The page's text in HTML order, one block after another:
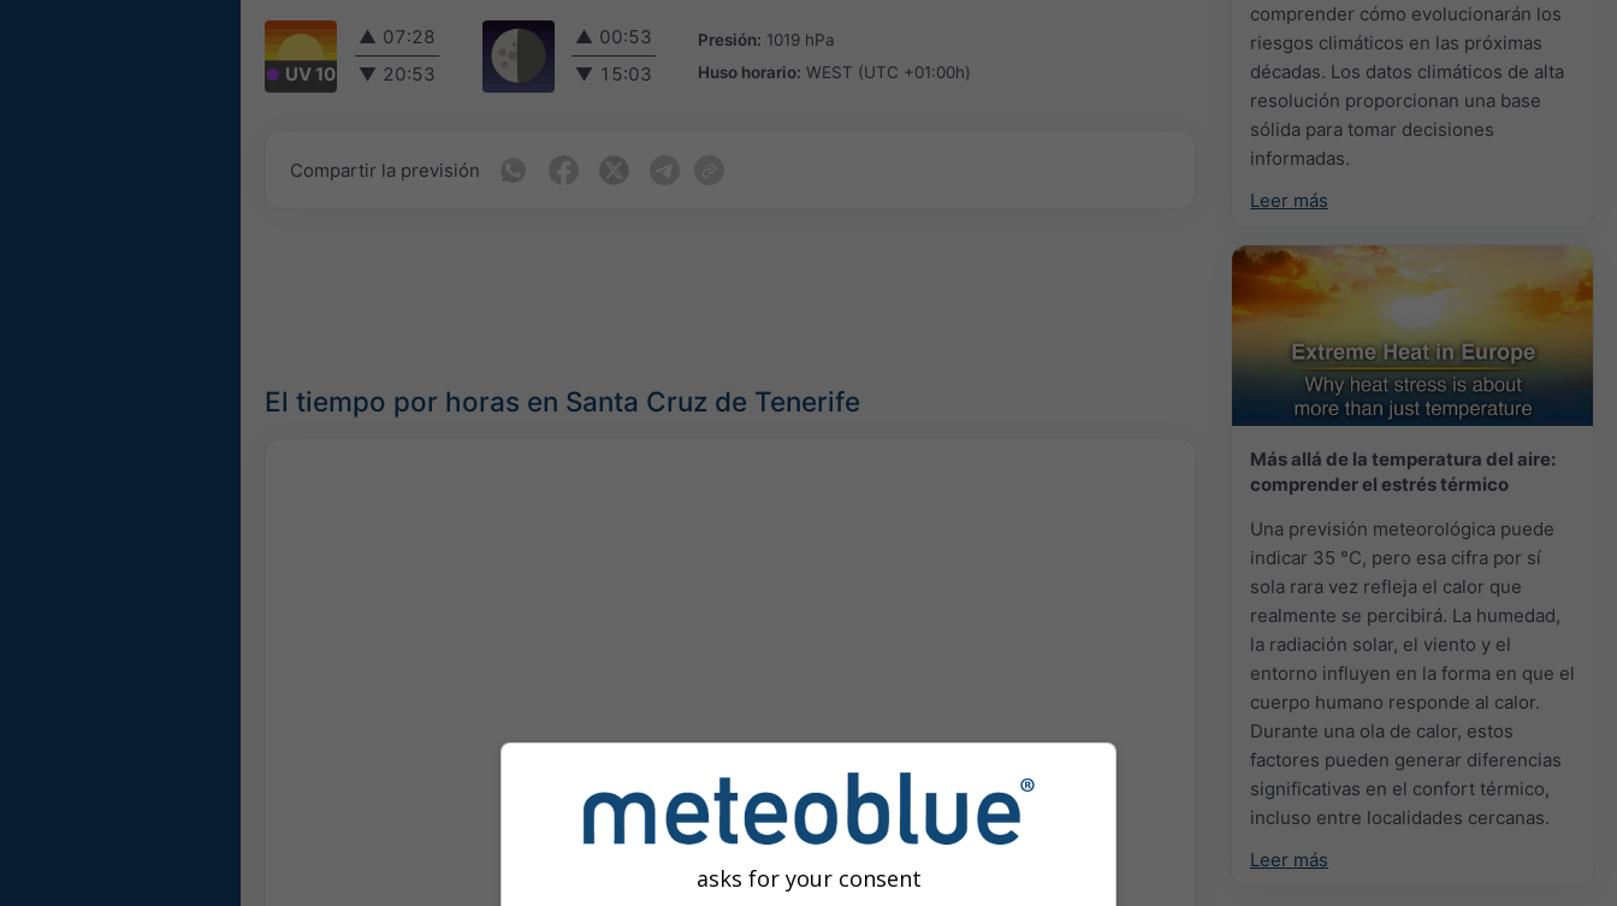
comprender cómo evolucionarán los
riesgos climáticos en las próximas
décadas. Los datos climáticos de alta
resolución proporcionan una base
sólida para tomar decisiones
informadas.
Leer más
Más allá de la temperatura del aire:
comprender el estrés térmico
Una previsión meteorológica puede
indicar 35 °C, pero esa cifra por sí
sola rara vez refleja el calor que
realmente se percibirá. La humedad,
la radiación solar, el viento y el
entorno influyen en la forma en que el
cuerpo humano responde al calor.
Durante una ola de calor, estos
factores pueden generar diferencias
significativas en el confort térmico,
incluso entre localidades cercanas.
Leer más
UV 10
▲ 07:28
▼ 20:53
▲ 00:53
▼ 15:03
Presión: 1019 hPa
Huso horario: WEST (UTC +01:00h)
Compartir la previsión
El tiempo por horas en Santa Cruz de Tenerife
asks for your consent